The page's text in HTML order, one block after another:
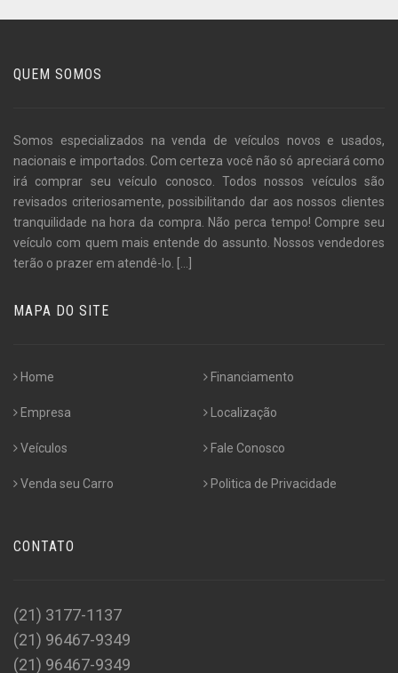
QUEM SOMOS
Somos especializados na venda de veículos novos e usados,
nacionais e importados. Com certeza você não só apreciará como
irá comprar seu veículo conosco. Todos nossos veículos são
revisados criteriosamente, possibilitando dar aos nossos clientes
tranquilidade na hora da compra. Não perca tempo! Compre seu
veículo com quem mais entende do assunto. Nossos vendedores
terão o prazer em atendê-lo.
MAPA DO SITE
Home
Empresa
Veículos
Venda seu Carro
Financiamento
Localização
Fale Conosco
Politica de Privacidade
CONTATO
(21) 3177-1137
(21) 96467-9349
(21) 96467-9349